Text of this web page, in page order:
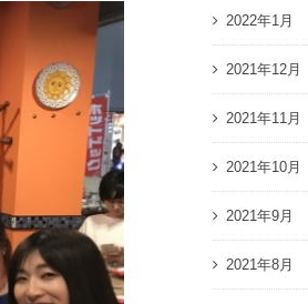
2022年1月
2021年12月
2021年11月
2021年10月
2021年9月
2021年8月